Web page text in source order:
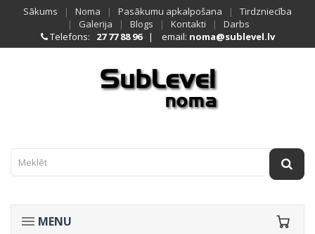
Sākums | Noma | Pasākumu apkalpošana |
Tirdzniecība
|
Galerija | Blogs | Kontakti |
Darbs
Telefons:
27 77 88 96| email: noma@sublevel.lv
MENU